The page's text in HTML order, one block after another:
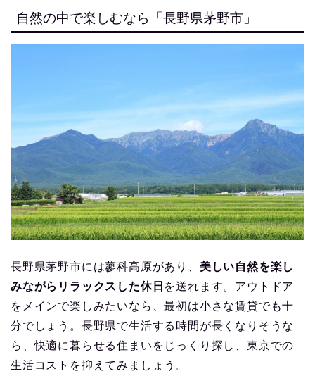
自然の中で楽しむなら「長野県茅野市」
長野県茅野市には蓼科高原があり、 美しい自然を楽し
みながらリラックスした休日 を送れます。アウトドア
をメインで楽しみたいなら、最初は小さな賃貸でも十
分でしょう。長野県で生活する時間が長くなりそうな
ら、快適に暮らせる住まいをじっくり探し、東京での
生活コストを抑えてみましょう。